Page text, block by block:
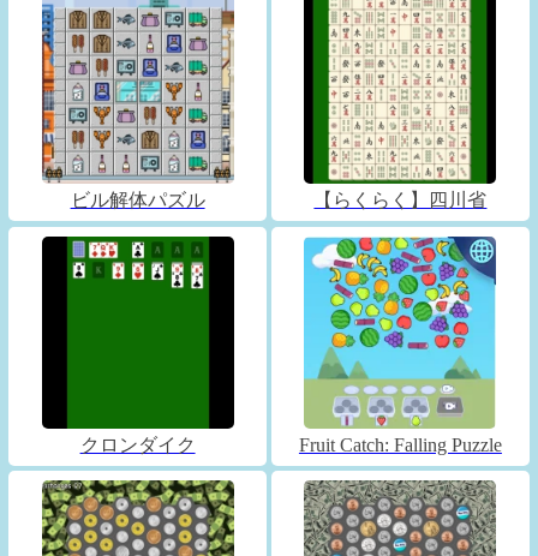
ビル解体パズル 【らくらく】四川省
クロンダイク Fruit Catch: Falling Puzzle